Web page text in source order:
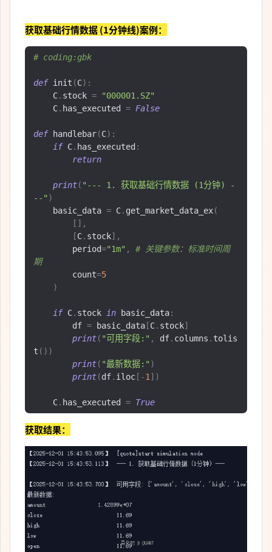
获取基础行情数据 (1分钟线)案例：
# coding:gbk
def init (C):
C. stock =
"000001.SZ"
C. has_executed = False
def handlebar(C):
if C. has_executed :
return
print( "--- 1. 获取基础行情数据 (1分钟) -
--" )
basic_data = C. get_market_data_ex(
[],
[C. stock],
period="1m" ,
# 关键参数：标准时间周
期
count=5
)
if C. stock in basic_data:
df = basic_data[C. stock]
print( "可用字段:" , df. columns . tolis
t ())
print( "最新数据:" )
print(df. iloc[-1 ])
C. has_executed = True
获取结果：